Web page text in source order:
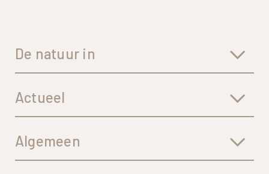
De natuur in
Actueel
Algemeen